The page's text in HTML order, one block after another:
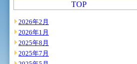
TOP
2026年2月
2026年1月
2025年8月
2025年7月